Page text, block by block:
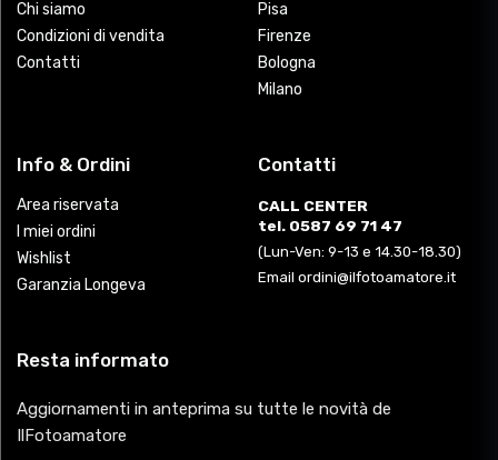
Chi siamo
Condizioni di vendita
Contatti
Pisa
Firenze
Bologna
Milano
Info & Ordini
Area riservata
I miei ordini
Wishlist
Garanzia Longeva
Contatti
CALL CENTER
tel. 0587 69 71 47
(Lun-Ven: 9-13 e 14.30-18.30)
Email ordini@ilfotoamatore.it
Resta informato
Aggiornamenti in anteprima su tutte le novità de
IlFotoamatore